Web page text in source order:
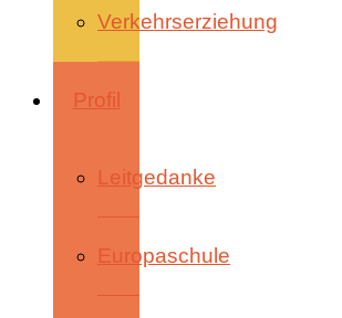
Verkehrserziehung
Profil
Leitgedanke
Europaschule